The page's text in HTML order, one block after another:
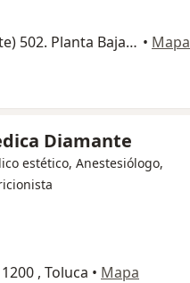
Juan Álvarez (poniente) 502. Planta Baja, Toluca • Mapa
Diamante
estético, Anestesiólogo,
, Toluca • Mapa